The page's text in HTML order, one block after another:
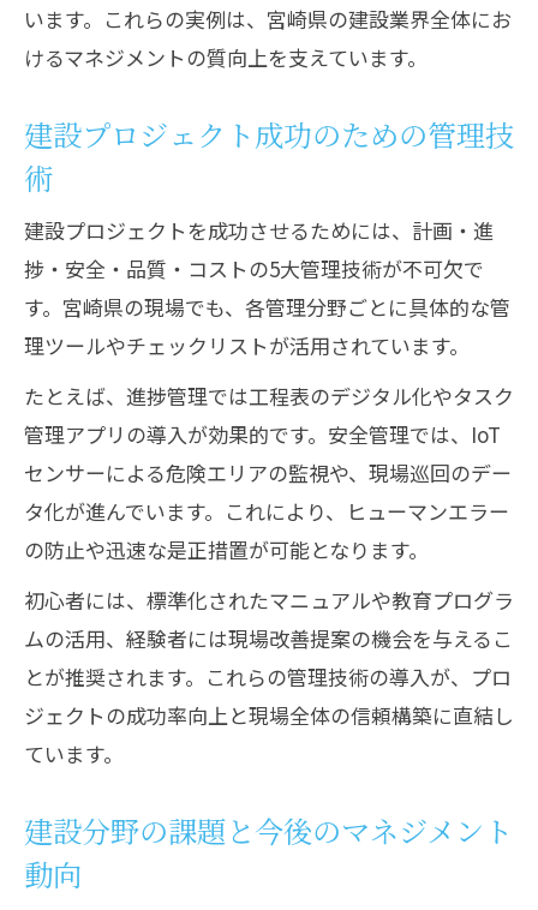
います。これらの実例は、宮崎県の建設業界全体にお
けるマネジメントの質向上を支えています。
建設プロジェクト成功のための管理技
術
建設プロジェクトを成功させるためには、計画・進
捗・安全・品質・コストの5大管理技術が不可欠で
す。宮崎県の現場でも、各管理分野ごとに具体的な管
理ツールやチェックリストが活用されています。
たとえば、進捗管理では工程表のデジタル化やタスク
管理アプリの導入が効果的です。安全管理では、IoT
センサーによる危険エリアの監視や、現場巡回のデー
タ化が進んでいます。これにより、ヒューマンエラー
の防止や迅速な是正措置が可能となります。
初心者には、標準化されたマニュアルや教育プログラ
ムの活用、経験者には現場改善提案の機会を与えるこ
とが推奨されます。これらの管理技術の導入が、プロ
ジェクトの成功率向上と現場全体の信頼構築に直結し
ています。
建設分野の課題と今後のマネジメント
動向